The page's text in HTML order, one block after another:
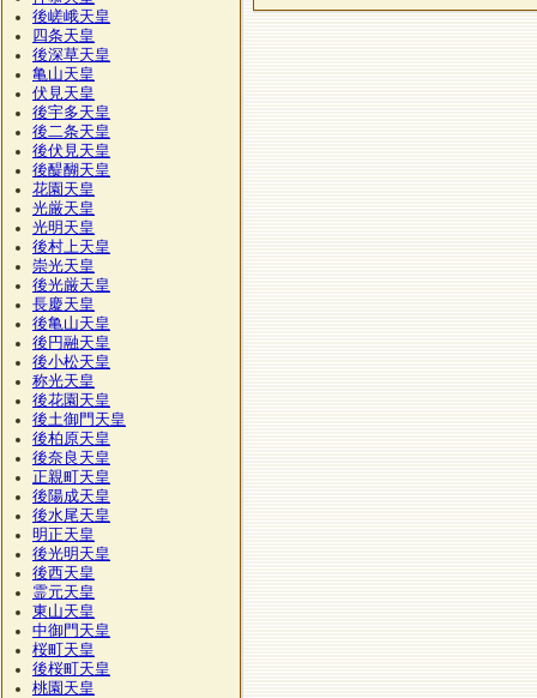
後嵯峨天皇
四条天皇
後深草天皇
亀山天皇
伏見天皇
後宇多天皇
後二条天皇
後伏見天皇
後醍醐天皇
花園天皇
光厳天皇
光明天皇
後村上天皇
崇光天皇
後光厳天皇
長慶天皇
後亀山天皇
後円融天皇
後小松天皇
称光天皇
後花園天皇
後土御門天皇
後柏原天皇
後奈良天皇
正親町天皇
後陽成天皇
後水尾天皇
明正天皇
後光明天皇
後西天皇
霊元天皇
東山天皇
中御門天皇
桜町天皇
後桜町天皇
桃園天皇